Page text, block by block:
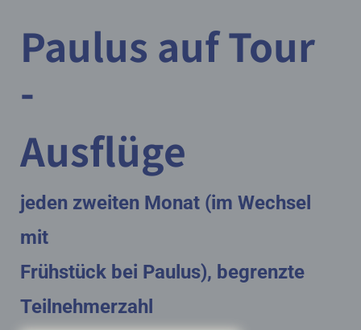
Paulus auf Tour
-
Ausflüge
jeden zweiten Monat (im Wechsel
mit
Frühstück bei Paulus), begrenzte
Teilnehmerzahl